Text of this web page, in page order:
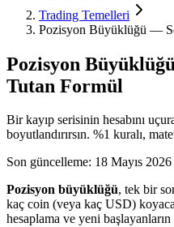
Trading Temelleri
Pozisyon Büyüklüğü —
Pozisyon
Tutan Formül
Bir kayıp serisinin hesabını
boyutlandırırsın. %1 kuralı,
Son güncelleme: 18 Mayıs 2026
Pozisyon büyüklüğü, tek bir
kaç coin (veya kaç USD)
hesaplama ve yeni başlayanların